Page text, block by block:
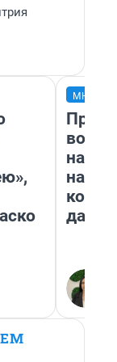
нам
даже